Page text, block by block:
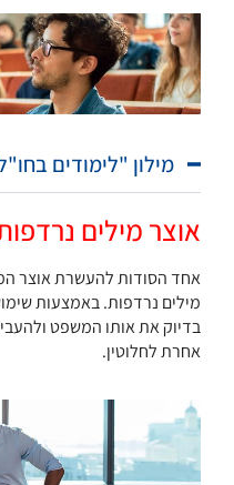
מילון "לימודים
אוצר מילים
אחד הסודות להעשרת אוצר
מילים נרדפות. באמצעות
בדיוק את אותו המשפט
אחרת לחלוטין.